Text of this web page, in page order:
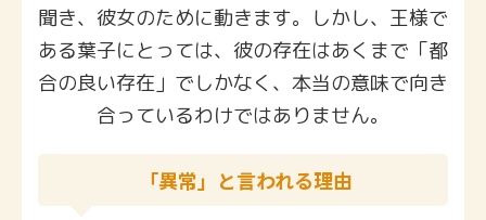
聞き、彼女のために動きます。しかし、王様で
ある葉子にとっては、彼の存在はあくまで「都
合の良い存在」でしかなく、本当の意味で向き
合っているわけではありません。
「異常」と言われる理由